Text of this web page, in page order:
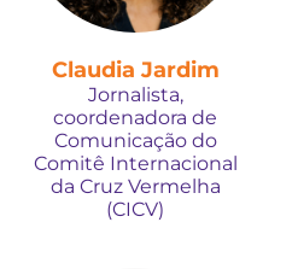
Claudia Jardim
Jornalista,
coordenadora de
Comunicação do
Comitê Internacional
da Cruz Vermelha
(CICV)